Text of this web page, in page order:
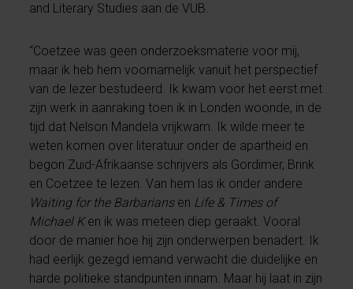
and Literary Studies aan de VUB.
“Coetzee was geen onderzoeksmaterie voor mij,
maar ik heb hem voornamelijk vanuit het perspectief
van de lezer bestudeerd. Ik kwam voor het eerst met
zijn werk in aanraking toen ik in Londen woonde, in de
tijd dat Nelson Mandela vrijkwam. Ik wilde meer te
weten komen over literatuur onder de apartheid en
begon Zuid-Afrikaanse schrijvers als Gordimer, Brink
en Coetzee te lezen. Van hem las ik onder andere
Waiting for the Barbariansen Life & Times of
Michael Ken ik was meteen diep geraakt. Vooral
door de manier hoe hij zijn onderwerpen benadert. Ik
had eerlijk gezegd iemand verwacht die duidelijke en
harde politieke standpunten innam. Maar hij laat in zijn